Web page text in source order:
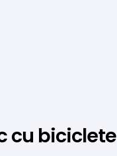
cu biciclete